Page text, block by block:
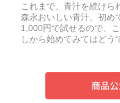
これまで、青汁を続けら
森永おいしい青汁。初め
1,000円で試せるので、
しから始めてみてはどう